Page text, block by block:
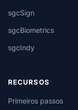
sgcSign
sgcBiometrics
sgcIndy
RECURSOS
Primeiros passos